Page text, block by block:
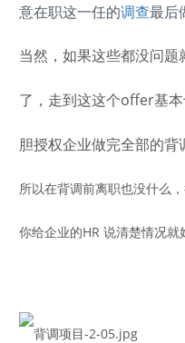
意在职这一任的调查最后
当然，如果这些都没问
了，走到这这个offer基
胆授权企业做完全部的背
所以在背调前离职也没什么
你给企业的HR 说清楚情况就